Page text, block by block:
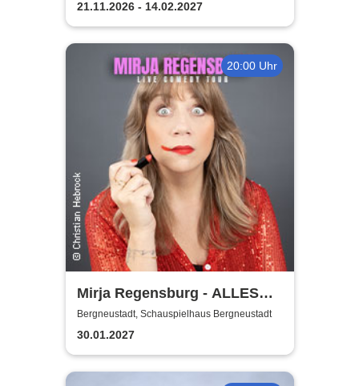
Bergneustadt
21.11.2026 - 14.02.2027
20:00 Uhr
Mirja Regensburg - ALLES
WIRD GUT!
Bergneustadt, Schauspielhaus Bergneustadt
30.01.2027